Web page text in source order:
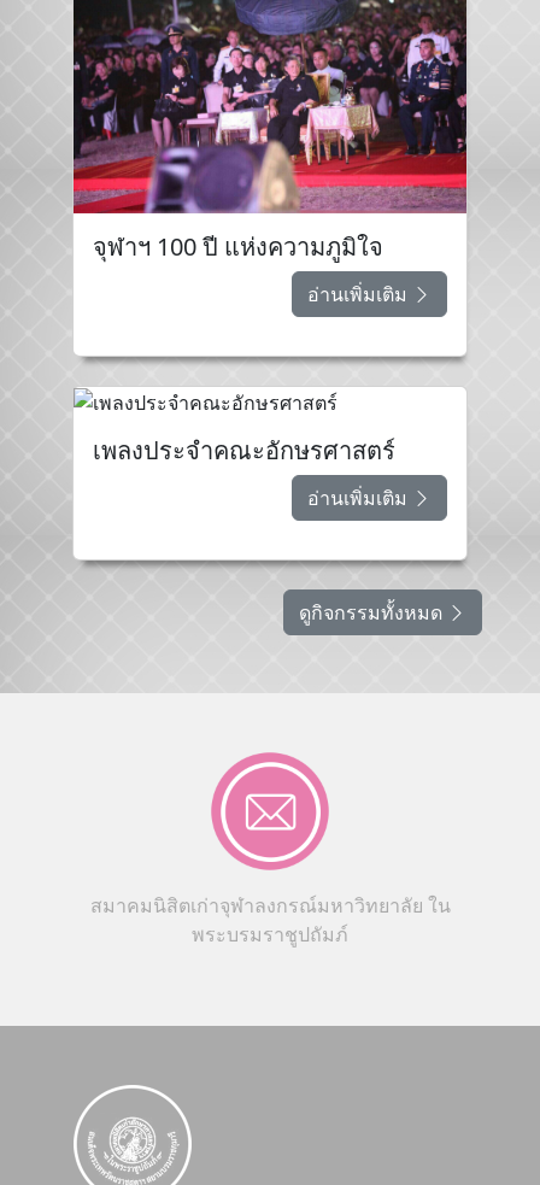
จุฬาฯ 100 ปี แห่งความภูมิใจ
อ่านเพิ่มเติม
เพลงประจำคณะอักษรศาสตร์
อ่านเพิ่มเติม
ดูกิจกรรมทั้งหมด
สมาคมนิสิตเก่าจุฬาลงกรณ์มหาวิทยาลัย ใน
พระบรมราชูปถัมภ์